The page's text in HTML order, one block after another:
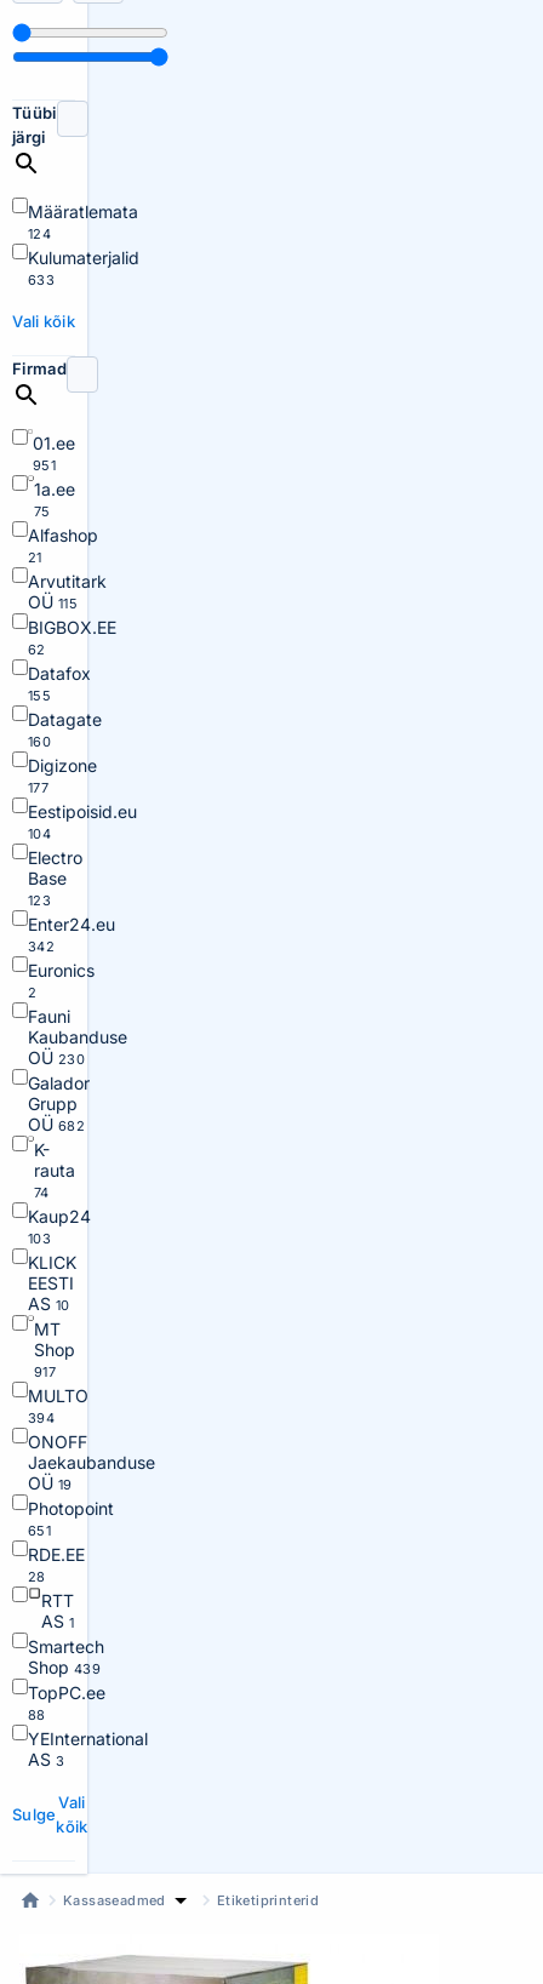
Tüübi
järgi
Määratlemata
124
Kulumaterjalid
633
Vali kõik
Firmad
01.ee
951
1a.ee
75
Alfashop
21
Arvutitark
OÜ 115
BIGBOX.EE
62
Datafox
155
Datagate
160
Digizone
177
Eestipoisid.eu
104
Electro
Base
123
Enter24.eu
342
Euronics
2
Fauni
Kaubanduse
OÜ 230
Galador
Grupp
OÜ 682
K-
rauta
74
Kaup24
103
KLICK
EESTI
AS 10
MT
Shop
917
MULTO
394
ONOFF
Jaekaubanduse
OÜ 19
Photopoint
651
RDE.EE
28
RTT
AS1
Smartech
Shop 439
TopPC.ee
88
YEInternational
AS 3
Sulge
Vali
kõik
Kassaseadmed Etiketiprinterid